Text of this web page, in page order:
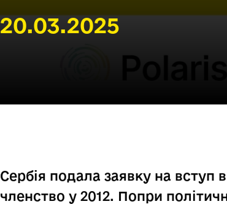
20.03.2025
Сербія подала заявку на вступ
членство у 2012. Попри